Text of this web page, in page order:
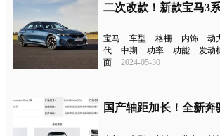
二次改款！新款宝马3
宝马 车型 格栅 内饰 动
代
中期 功率 功能 发动
面
2024-05-30
国产轴距加长！全新